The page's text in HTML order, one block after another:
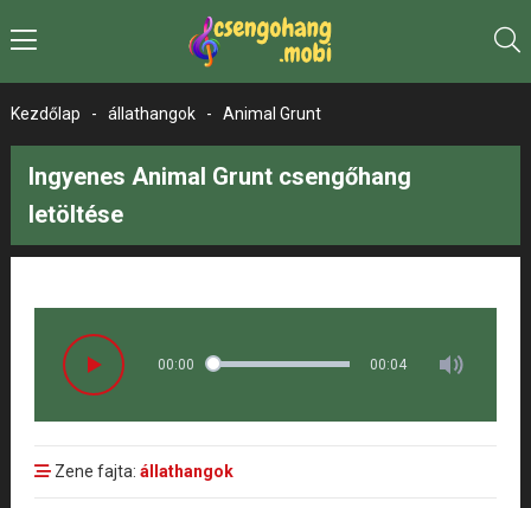
Kezdőlap - állathangok - Animal Grunt
Ingyenes Animal Grunt csengőhang
letöltése
00:00 00:04
Zene fajta: állathangok